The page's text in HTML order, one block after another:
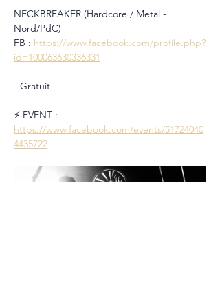
NECKBREAKER (Hardcore / Metal -
Nord/PdC)
FB : https://www.facebook.com/profile.php?
id=100063630336331
- Gratuit -
⚡️ EVENT :
https://www.facebook.com/events/51724040
4435722